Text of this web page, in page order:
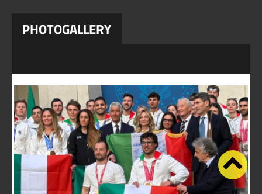
PHOTOGALLERY